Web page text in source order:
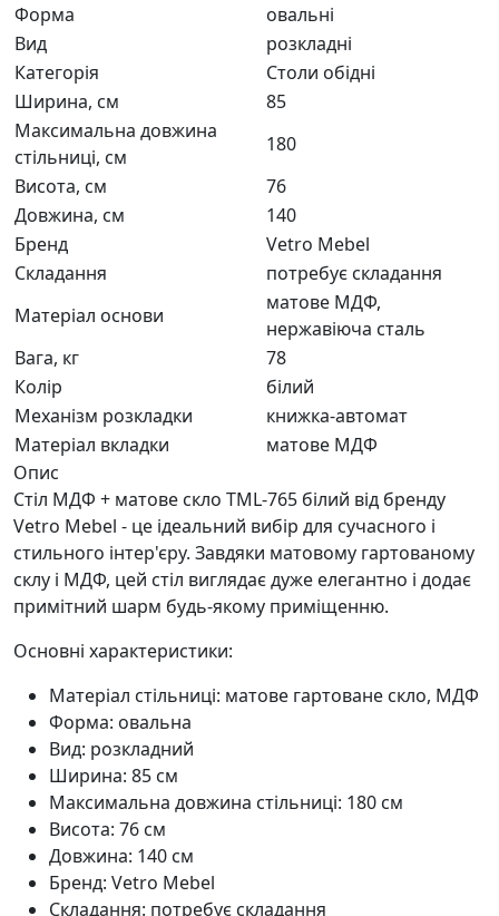
Форма
овальні
Вид
розкладні
Категорія
Столи обідні
Ширина, см
85
Максимальна довжина
стільниці, см
180
Висота, см
76
Довжина, см
140
Бренд
Vetro Mebel
Складання
потребує складання
Матеріал основи
матове МДФ,
нержавіюча сталь
Вага, кг
78
Колір
білий
Механізм розкладки
книжка-автомат
Матеріал вкладки
матове МДФ
Опис
Стіл МДФ + матове скло TML-765 білий від бренду
Vetro Mebel - це ідеальний вибір для сучасного і
стильного інтер'єру. Завдяки матовому гартованому
склу і МДФ, цей стіл виглядає дуже елегантно і додає
примітний шарм будь-якому приміщенню.
Основні характеристики:
Матеріал стільниці: матове гартоване скло, МДФ
Форма: овальна
Вид: розкладний
Ширина: 85 см
Максимальна довжина стільниці: 180 см
Висота: 76 см
Довжина: 140 см
Бренд: Vetro Mebel
Складання: потребує складання